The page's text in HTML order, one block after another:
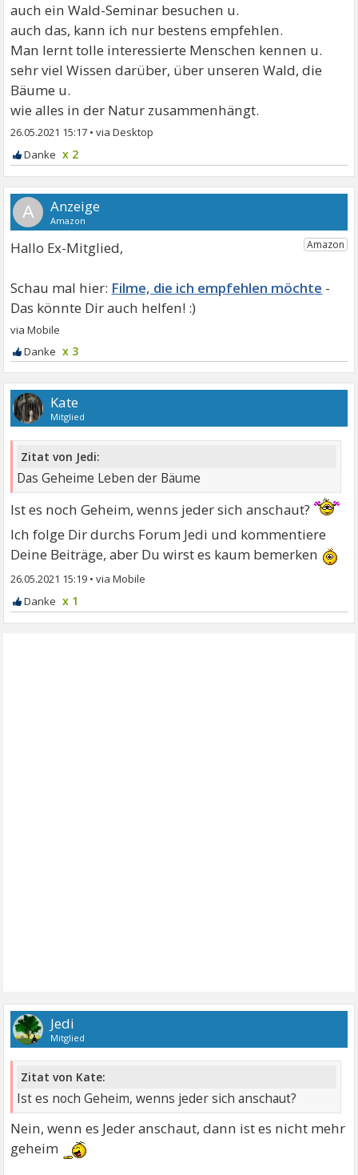
auch ein Wald-Seminar besuchen u.
auch das, kann ich nur bestens empfehlen.
Man lernt tolle interessierte Menschen kennen u.
sehr viel Wissen darüber, über unseren Wald, die
Bäume u.
wie alles in der Natur zusammenhängt.
26.05.2021 15:17 •
x 2
A
Hallo Ex-Mitglied,
Filme, die ich empfehlen möchte
x 3
Kate
Mitglied
Zitat von Jedi:
Das Geheime Leben der Bäume
Ist es noch Geheim, wenns jeder sich anschaut?
Ich folge Dir durchs Forum Jedi und kommentiere
Deine Beiträge, aber Du wirst es kaum bemerken
26.05.2021 15:19 •
x 1
Jedi
Mitglied
Zitat von Kate:
Ist es noch Geheim, wenns jeder sich anschaut?
Nein, wenn es Jeder anschaut, dann ist es nicht mehr
geheim